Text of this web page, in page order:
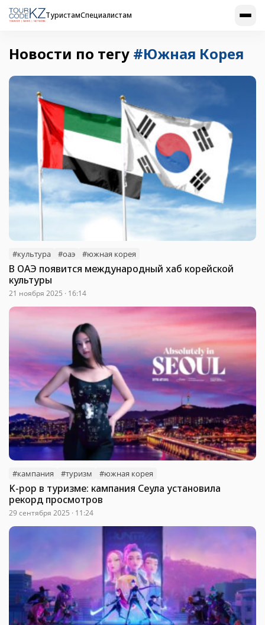
ТуристамСпециалистам
Новости по тегу #Южная Корея
#культура #оаэ #южная корея
В ОАЭ появится международный хаб корейской
культуры
21 ноября 2025 · 16:14
#кампания #туризм #южная корея
K-pop в туризме: кампания Сеула установила
рекорд просмотров
29 сентября 2025 · 11:24